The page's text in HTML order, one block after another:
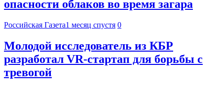
опасности облаков во время загара
Российская Газета1 месяц спустя 0
Молодой исследователь из КБР
разработал VR-стартап для борьбы с
тревогой